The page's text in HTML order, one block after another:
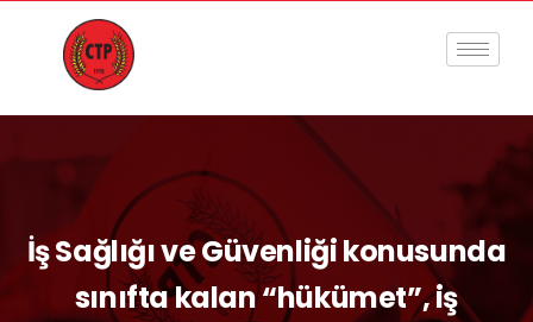
İş Sağlığı ve Güvenliği konusunda
sınıfta kalan “hükümet”, iş